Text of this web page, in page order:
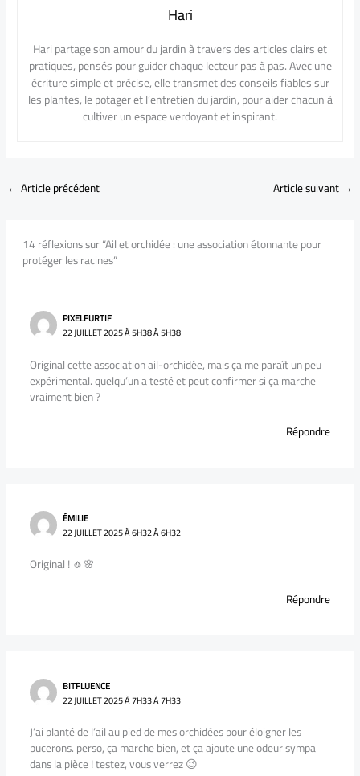
Hari
Hari partage son amour du jardin à travers des articles clairs et
pratiques, pensés pour guider chaque lecteur pas à pas. Avec une
écriture simple et précise, elle transmet des conseils fiables sur
les plantes, le potager et l’entretien du jardin, pour aider chacun à
cultiver un espace verdoyant et inspirant.
←Article précédent Article suivant→
14 réflexions sur “Ail et orchidée : une association étonnante pour
protéger les racines”
PIXELFURTIF
22 JUILLET 2025 À 5H38 À 5H38
Original cette association ail-orchidée, mais ça me paraît un peu
expérimental. quelqu’un a testé et peut confirmer si ça marche
vraiment bien ?
Répondre
ÉMILIE
22 JUILLET 2025 À 6H32 À 6H32
Original ! 🧄🌸
Répondre
BITFLUENCE
22 JUILLET 2025 À 7H33 À 7H33
J’ai planté de l’ail au pied de mes orchidées pour éloigner les
pucerons. perso, ça marche bien, et ça ajoute une odeur sympa
dans la pièce ! testez, vous verrez 😉